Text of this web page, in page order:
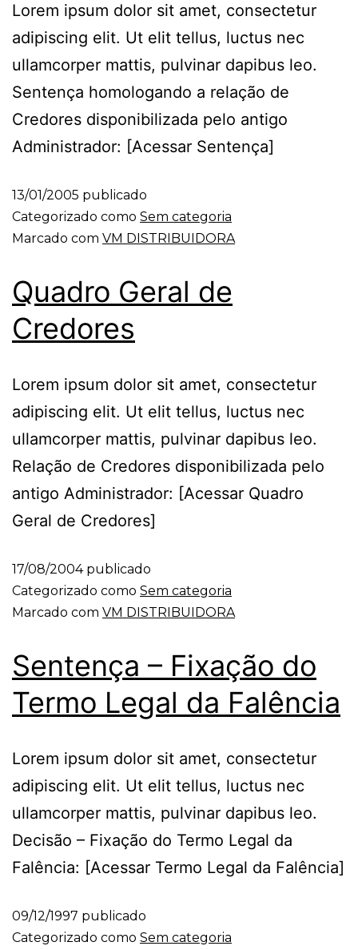
Lorem ipsum dolor sit amet, consectetur
adipiscing elit. Ut elit tellus, luctus nec
ullamcorper mattis, pulvinar dapibus leo.
Sentença homologando a relação de
Credores disponibilizada pelo antigo
Administrador: [Acessar Sentença]
13/01/2005 publicado
Categorizado como Sem categoria
Marcado com VM DISTRIBUIDORA
Quadro Geral de
Credores
Lorem ipsum dolor sit amet, consectetur
adipiscing elit. Ut elit tellus, luctus nec
ullamcorper mattis, pulvinar dapibus leo.
Relação de Credores disponibilizada pelo
antigo Administrador: [Acessar Quadro
Geral de Credores]
17/08/2004publicado
Categorizado como Sem categoria
Marcado com VM DISTRIBUIDORA
Sentença – Fixação do
Termo Legal da Falência
Lorem ipsum dolor sit amet, consectetur
adipiscing elit. Ut elit tellus, luctus nec
ullamcorper mattis, pulvinar dapibus leo.
Decisão – Fixação do Termo Legal da
Falência: [Acessar Termo Legal da Falência]
09/12/1997 publicado
Categorizado como Sem categoria